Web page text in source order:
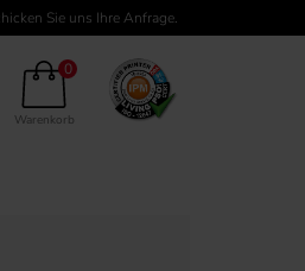
Sie uns Ihre Anfrage.
0
Warenkorb